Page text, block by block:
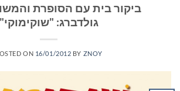
ביקור בית עם הסופרת
גולדברג: "שוקימוקי"
ON 16/01/2012 BY ZNOY